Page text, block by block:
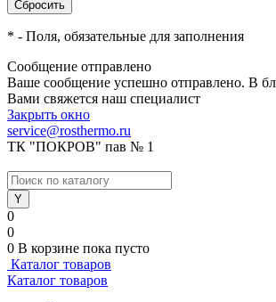
* - Поля, обязательные для заполнения
Сообщение отправлено
Ваше сообщение успешно отправлено. В
Вами свяжется наш специалист
Закрыть окно
service@rosthermo.ru
ТК "ПОКРОВ" пав № 1
0
0
0 В корзине пока пусто
Каталог товаров
Каталог товаров